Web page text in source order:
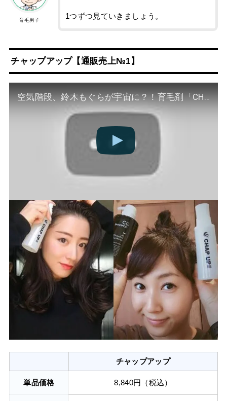
育毛男子 1つずつ見ていきましょう。
チャップアップ【通販売上№1】
空気階段、鈴木もぐらが宇宙に？！育毛剤「CHAP UP」CM
チャップアップ
単品価格 8,840円（税込）